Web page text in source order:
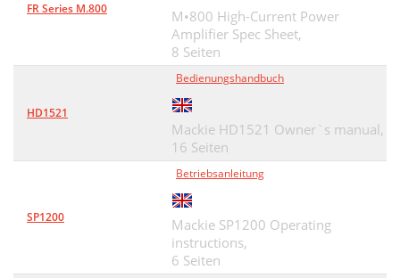
FR Series M.800
M•800 High-Current Power
Amplifier Spec Sheet,
8 Seiten
HD1521
Bedienungshandbuch
Mackie HD1521 Owner`s manual,
16 Seiten
SP1200
Betriebsanleitung
Mackie SP1200 Operating
instructions,
6 Seiten